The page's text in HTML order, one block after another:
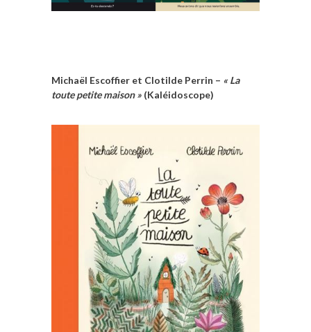
Michaël Escoffier et Clotilde Perrin – « La
toute petite maison » (Kaléidoscope)